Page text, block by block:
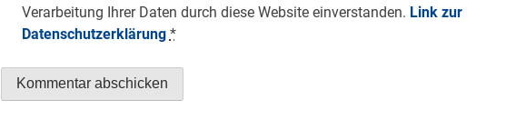
Verarbeitung Ihrer Daten durch diese Website einverstanden. Link zur
Datenschutzerklärung *